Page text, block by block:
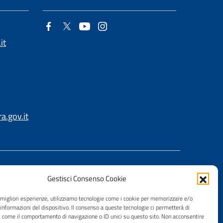
Gestisci Consenso Cookie
esperienze, utilizziamo tecnologie come i cookie per memorizzare e/o
del dispositivo. Il consenso a queste tecnologie ci permetterà di
il comportamento di navigazione o ID unici su questo sito. Non acconsentire